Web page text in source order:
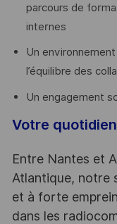
parcours de
internes
Un
l’équilibre des
Un engagement
Votre quotidien
Entre Nantes et
Atlantique, notre
et à forte
dans les